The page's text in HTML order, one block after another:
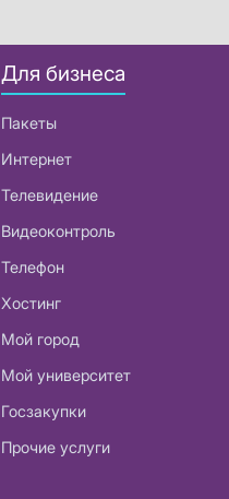
Для бизнеса
Пакеты
Интернет
Телевидение
Видеоконтроль
Телефон
Хостинг
Мой город
Мой университет
Госзакупки
Прочие услуги